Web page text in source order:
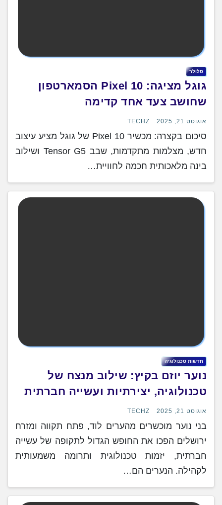
סלולר
גוגל מציגה: Pixel 10 הסמארטפון
שחושב צעד אחד קדימה
אוגוסט 21, 2025 TECHZ
סיכום בקצרה: מכשיר Pixel 10 של גוגל מציע עיצוב
חדש, מצלמות מתקדמות, שבב Tensor G5 ושילוב
בינה מלאכותית חכמה לחוויית…
חדשות טכנולוגיה
נוער יוזם בקיץ: שילוב מנצח של
טכנולוגיה, יצירתיות ועשייה חברתית
אוגוסט 21, 2025 TECHZ
בני נוער מוכשרים מהערים לוד, פתח תקווה ומזרח
ירושלים הפכו את החופש הגדול לתקופה של עשייה
חברתית, יזמות טכנולוגית ותרומה משמעותית
לקהילה. הנערים הם…